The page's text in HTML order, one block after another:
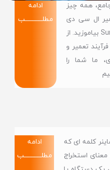
همه چیز
ال سی دی
سرفیس Surface بیاموزید. از
تعمیر و
ما شما را
ادامه
مطلــــــــــــب
کلمه ای که
معنای استخراج
ادامه
مطلــــــــــــب